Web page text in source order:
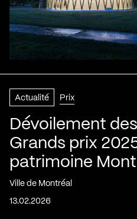
Actualité Prix
Dévoilement
Grands prix
patrimoine
Ville de Montréal
13.02.2026